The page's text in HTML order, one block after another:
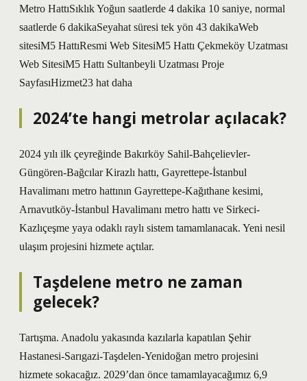
Metro HattıSıklık Yoğun saatlerde 4 dakika 10 saniye, normal
saatlerde 6 dakikaSeyahat süresi tek yön 43 dakikaWeb
sitesiM5 HattıResmi Web SitesiM5 Hattı Çekmeköy Uzatması
Web SitesiM5 Hattı Sultanbeyli Uzatması Proje
SayfasıHizmet23 hat daha
2024’te hangi metrolar açılacak?
2024 yılı ilk çeyreğinde Bakırköy Sahil-Bahçelievler-
Güngören-Bağcılar Kirazlı hattı, Gayrettepe-İstanbul
Havalimanı metro hattının Gayrettepe-Kağıthane kesimi,
Arnavutköy-İstanbul Havalimanı metro hattı ve Sirkeci-
Kazlıçeşme yaya odaklı raylı sistem tamamlanacak. Yeni nesil
ulaşım projesini hizmete açtılar.
Taşdelene metro ne zaman
gelecek?
Tartışma. Anadolu yakasında kazılarla kapatılan Şehir
Hastanesi-Sarıgazi-Taşdelen-Yenidoğan metro projesini
hizmete sokacağız. 2029’dan önce tamamlayacağımız 6,9